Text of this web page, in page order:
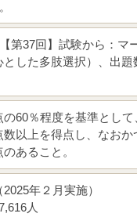
第37回】試験から：マ
とした多肢選択）、出
の60％程度を基準とし
数以上を得点し、なお
あること。
年２月実施）
人